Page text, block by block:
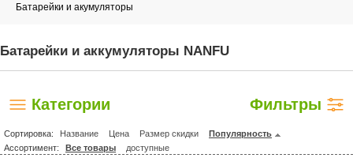
Батарейки и акумуляторы
Батарейки и аккумуляторы NANFU
Категории Фильтры
Сортировка: Название Цена Размер скидки
Популярность
Ассортимент:
Все товары доступные